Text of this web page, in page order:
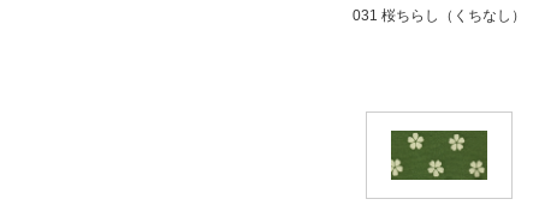
031 桜ちらし（くちなし）